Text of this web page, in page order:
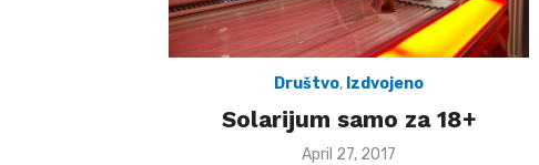
Društvo, Izdvojeno
Solarijum samo za 18+
Posted
April 27, 2017